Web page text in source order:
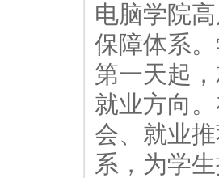
电脑学院
保障体系
第一天起
就业方向
会、就业
系，为学